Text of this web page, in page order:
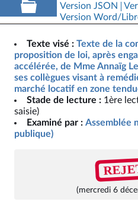
Version JSON
Version Word/
Texte visé : Texte de la
proposition de loi, après
accélérée, de Mme Annaïg
ses collègues visant à
marché locatif en zone
Stade de lecture : 1ère
saisie)
Examiné par : Assemblée
publique)
(mercredi 6